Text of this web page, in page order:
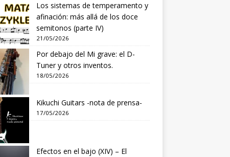
Los sistemas de temperamento y
afinación: más allá de los doce
semitonos (parte IV)
21/05/2026
Por debajo del Mi grave: el D-
Tuner y otros inventos.
18/05/2026
Kikuchi Guitars -nota de prensa-
17/05/2026
Efectos en el bajo (XIV) – El